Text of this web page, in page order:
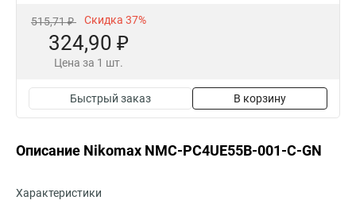
515,71 ₽ Скидка 37%
324,90 ₽
Цена за 1 шт.
Быстрый заказ В корзину
Описание Nikomax NMC-PC4UE55B-001-C-GN
Характеристики